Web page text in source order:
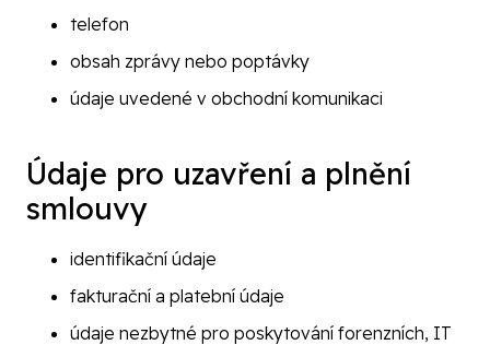
telefon
obsah zprávy nebo poptávky
údaje uvedené v obchodní komunikaci
Údaje pro uzavření a plnění
smlouvy
identifikační údaje
fakturační a platební údaje
údaje nezbytné pro poskytování forenzních, IT